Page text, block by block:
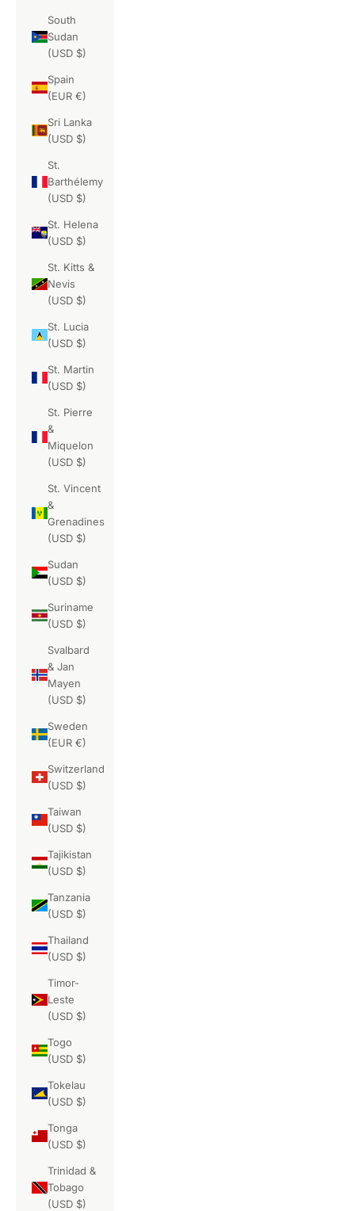
South
Sudan
(USD $)
Spain
(EUR €)
Sri Lanka
(USD $)
St.
Barthélemy
(USD $)
St. Helena
(USD $)
St. Kitts &
Nevis
(USD $)
St. Lucia
(USD $)
St. Martin
(USD $)
St. Pierre
&
Miquelon
(USD $)
St. Vincent
&
Grenadines
(USD $)
Sudan
(USD $)
Suriname
(USD $)
Svalbard
& Jan
Mayen
(USD $)
Sweden
(EUR €)
Switzerland
(USD $)
Taiwan
(USD $)
Tajikistan
(USD $)
Tanzania
(USD $)
Thailand
(USD $)
Timor-
Leste
(USD $)
Togo
(USD $)
Tokelau
(USD $)
Tonga
(USD $)
Trinidad &
Tobago
(USD $)